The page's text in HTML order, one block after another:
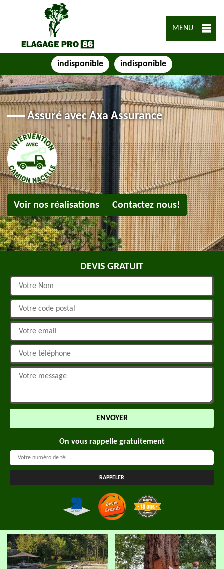
MENU
indisponible indisponible
Assuré avec Axa Assurance
Voir nos réalisations Contactez nous!
DEVIS GRATUIT
On vous rappelle gratuitement